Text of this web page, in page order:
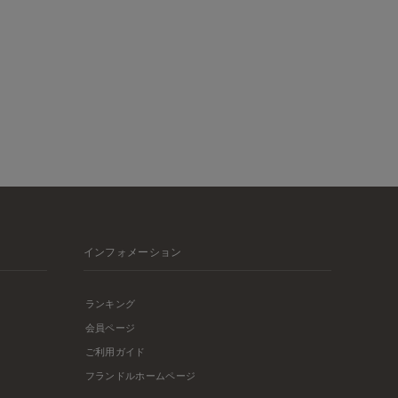
インフォメーション
ランキング
会員ページ
ご利用ガイド
フランドルホームページ